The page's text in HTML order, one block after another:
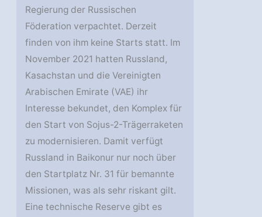
Regierung der Russischen
Föderation verpachtet. Derzeit
finden von ihm keine Starts statt. Im
November 2021 hatten Russland,
Kasachstan und die Vereinigten
Arabischen Emirate (VAE) ihr
Interesse bekundet, den Komplex für
den Start von Sojus-2-Trägerraketen
zu modernisieren. Damit verfügt
Russland in Baikonur nur noch über
den Startplatz Nr. 31 für bemannte
Missionen, was als sehr riskant gilt.
Eine technische Reserve gibt es